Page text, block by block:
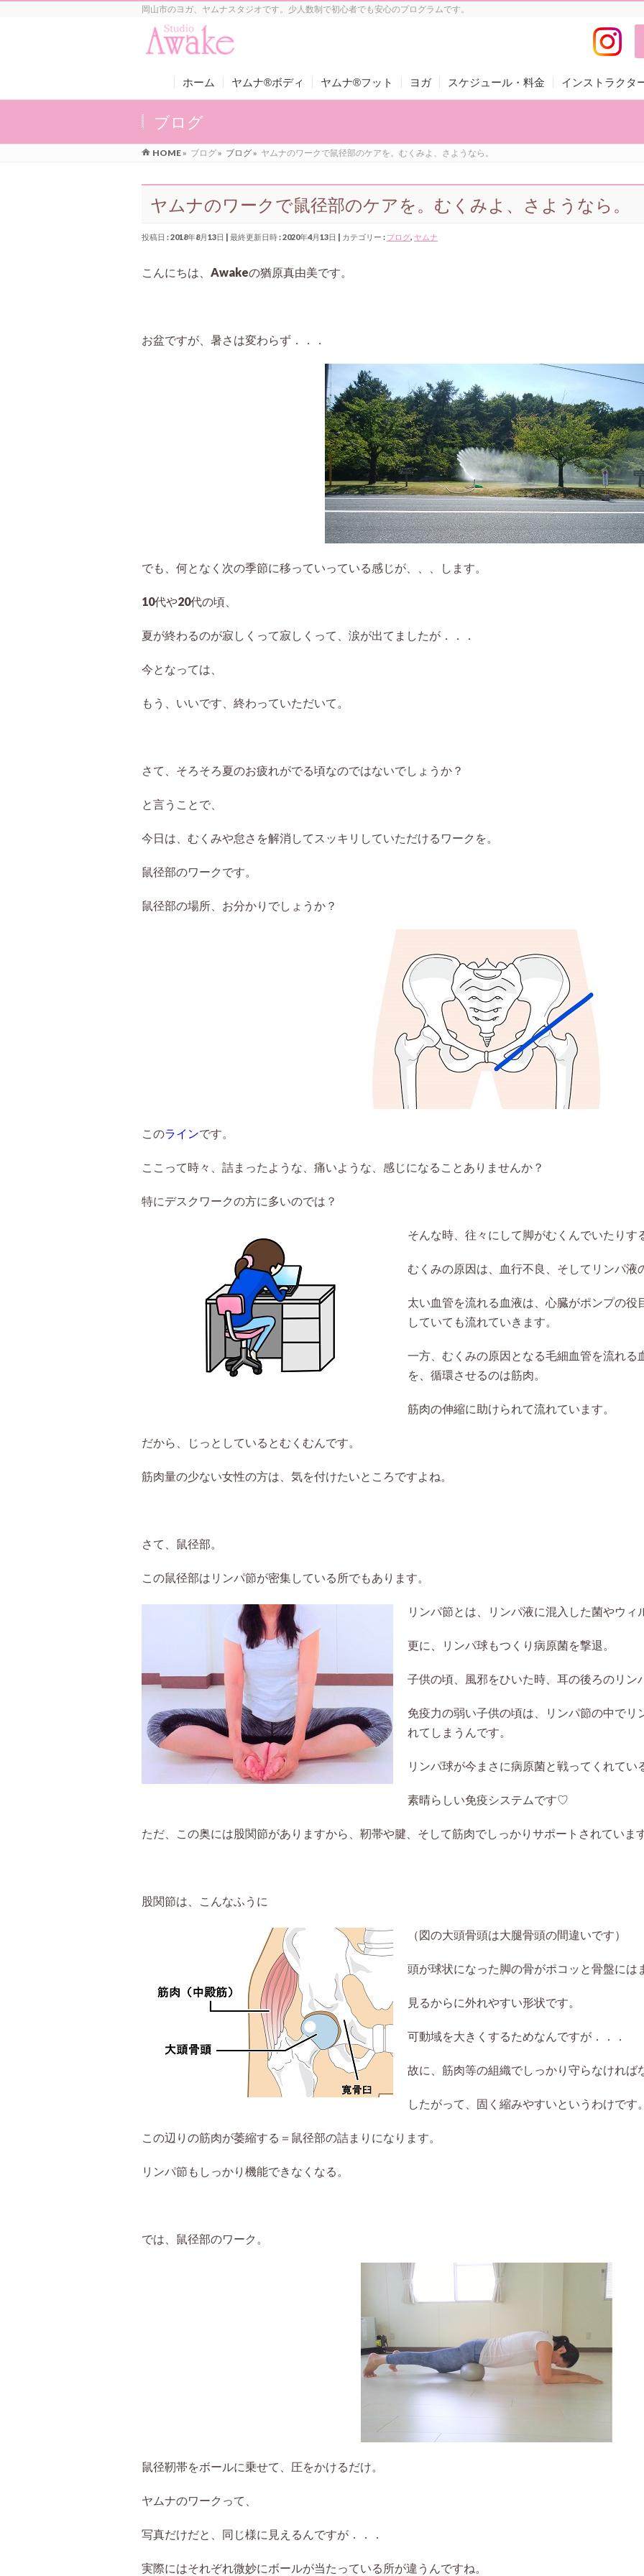
岡山市のヨガ、ヤムナスタジオです。少人数制で初心者でも安心のプログラムです。
ホーム ヤムナ®ボディ ヤムナ®フット ヨガ スケジュール・料金 インストラクタ
ブログ
HOME» ブログ» ブログ» ヤムナのワークで鼠径部のケアを。むくみよ、さようなら。
ヤムナのワークで鼠径部のケアを。むくみよ、さようなら。
投稿日 : 2018年8月13日 最終更新日時 : 2020年4月13日 カテゴリー : ブログ, ヤムナ
こんにちは、Awakeの猶原真由美です。
お盆ですが、暑さは変わらず．．．
でも、何となく次の季節に移っていっている感じが、、、します。
10代や20代の頃、
夏が終わるのが寂しくって寂しくって、涙が出てましたが．．．
今となっては、
もう、いいです、終わっていただいて。
さて、そろそろ夏のお疲れがでる頃なのではないでしょうか？
と言うことで、
今日は、むくみや怠さを解消してスッキリしていただけるワークを。
鼠径部のワークです。
鼠径部の場所、お分かりでしょうか？
このラインです。
ここって時々、詰まったような、痛いような、感じになることありませんか？
特にデスクワークの方に多いのでは？
そんな時、往々にして脚がむくんでいたりす
むくみの原因は、血行不良、そしてリンパ液
太い血管を流れる血液は、心臓がポンプの役
していても流れていきます。
一方、むくみの原因となる毛細血管を流れる
を、循環させるのは筋肉。
筋肉の伸縮に助けられて流れています。
だから、じっとしているとむくむんです。
筋肉量の少ない女性の方は、気を付けたいところですよね。
さて、鼠径部。
この鼠径部はリンパ節が密集している所でもあります。
リンパ節とは、リンパ液に混入した菌やウィ
更に、リンパ球もつくり病原菌を撃退。
子供の頃、風邪をひいた時、耳の後ろのリン
免疫力の弱い子供の頃は、リンパ節の中で
れてしまうんです。
リンパ球が今まさに病原菌と戦ってくれてい
素晴らしい免疫システムです♡
ただ、この奥には股関節がありますから、靭帯や腱、そして筋肉でしっかりサポートされています
股関節は、こんなふうに
（図の大頭骨頭は大腿骨頭の間違いです）
頭が球状になった脚の骨がポコッと骨盤には
見るからに外れやすい形状です。
可動域を大きくするためなんですが．．．
故に、筋肉等の組織でしっかり守らなければ
したがって、固く縮みやすいというわけです。
この辺りの筋肉が萎縮する＝鼠径部の詰まりになります。
リンパ節もしっかり機能できなくなる。
では、鼠径部のワーク。
鼠径靭帯をボールに乗せて、圧をかけるだけ。
ヤムナのワークって、
写真だけだと、同じ様に見えるんですが．．．
実際にはそれぞれ微妙にボールが当たっている所が違うんですね。